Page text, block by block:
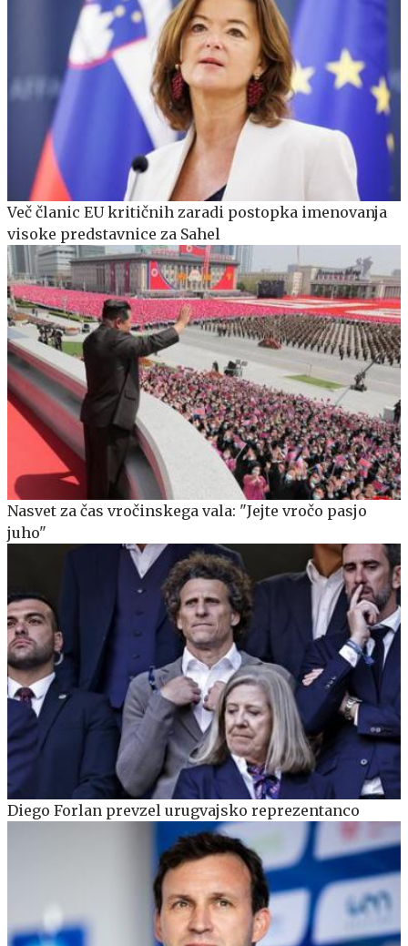
Več članic EU kritičnih zaradi postopka imenovanja
visoke predstavnice za Sahel
Nasvet za čas vročinskega vala: "Jejte vročo pasjo
juho"
Diego Forlan prevzel urugvajsko reprezentanco